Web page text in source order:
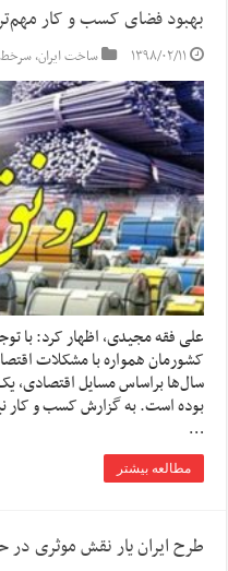
بهبود فضای کسب و کار
۱۳۹۸/۰۲/۱۱ ساخت ایران,سرخط
علی فقه مجیدی، اظهار کرد: با
کشورمان همواره با مشکلات
سال‌ها براساس مسایل اقتصادی،
بوده است. به گزارش کسب و کار
…
مطالعه بیشتر
طرح ایران یار نقش موثری در